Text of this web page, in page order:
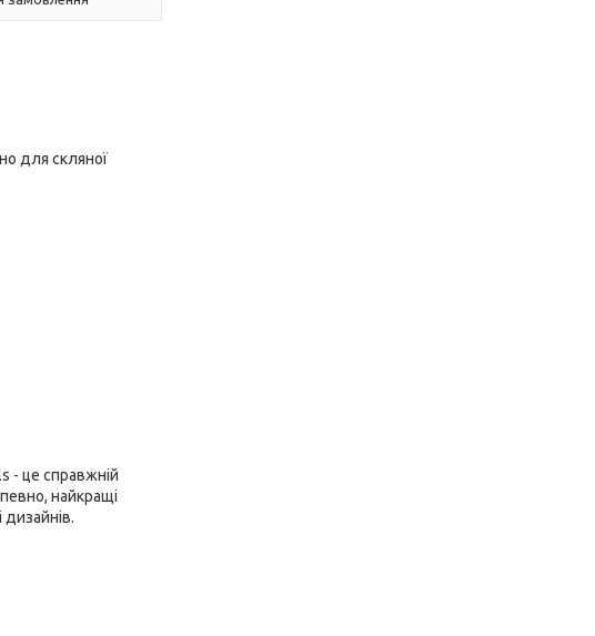
для скляної
- це справжній
найкращі
дизайнів.